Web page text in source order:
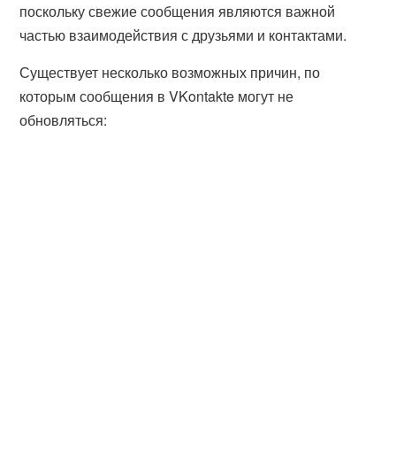
поскольку свежие сообщения являются важной
частью взаимодействия с друзьями и контактами.
Существует несколько возможных причин, по
которым сообщения в VKontakte могут не
обновляться: